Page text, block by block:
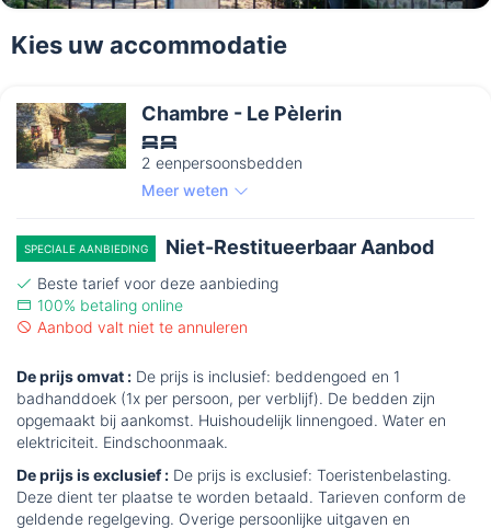
Kies uw accommodatie
Chambre - Le Pèlerin
2 eenpersoonsbedden
Meer weten
SPECIALE AANBIEDING Niet-Restitueerbaar Aanbod
Beste tarief voor deze aanbieding
100% betaling online
Aanbod valt niet te annuleren
De prijs omvat : De prijs is inclusief: beddengoed en 1
badhanddoek (1x per persoon, per verblijf). De bedden zijn
opgemaakt bij aankomst. Huishoudelijk linnengoed. Water en
elektriciteit. Eindschoonmaak.
De prijs is exclusief : De prijs is exclusief: Toeristenbelasting.
Deze dient ter plaatse te worden betaald. Tarieven conform de
geldende regelgeving. Overige persoonlijke uitgaven en